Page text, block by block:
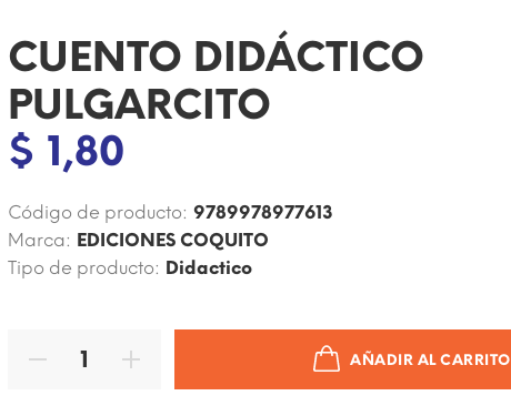
CUENTO DIDÁCTICO
PULGARCITO
$ 1,80
Código de producto: 9789978977613
Marca: EDICIONES COQUITO
Tipo de producto: Didactico
AÑADIR AL CARRITO